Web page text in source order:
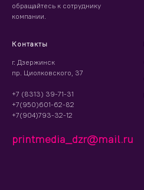
обращайтесь к сотруднику
компании.
Контакты
г. Дзержинск
пр. Циолковского, 37
+7 (8313) 39-71-31
+7(950)601-62-82
+7(904)793-32-12
printmedia_dzr@mail.ru